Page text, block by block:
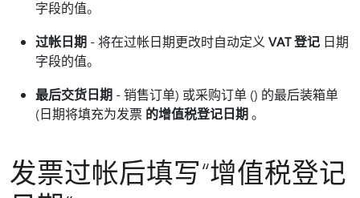
字段的值。
过帐日期 - 将在过帐日期更改时自动定义 VAT 登记 日期
字段的值。
最后交货日期 - 销售订单) 或采购订单 () 的最后装箱单
(日期将填充为发票 的增值税登记日期。
发票过帐后填写“增值税登记